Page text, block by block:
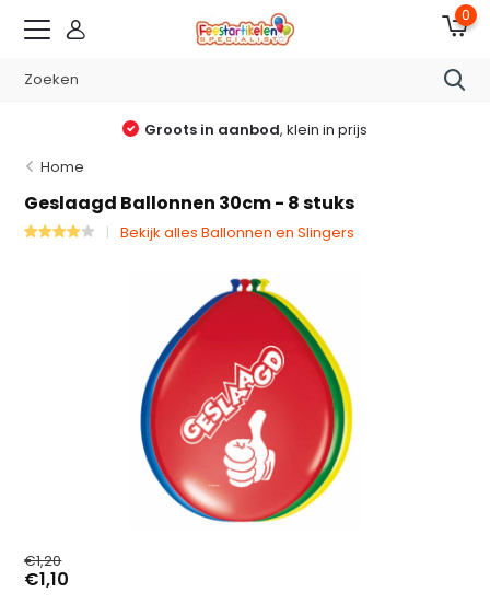
0
Groots in aanbod, klein in prijs
Home
Geslaagd Ballonnen 30cm - 8 stuks
Bekijk alles Ballonnen en Slingers
€1,20
€1,10